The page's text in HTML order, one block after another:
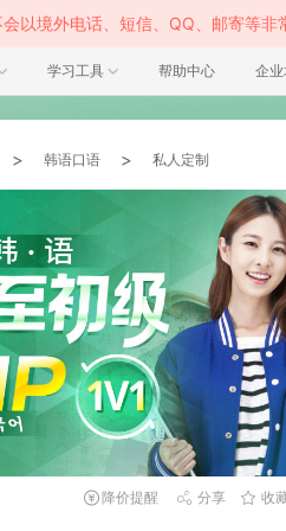
以境外电话、短信、QQ、邮寄等非
学习工具 帮助中心 企业
> 韩语口语 > 私人定制
降价提醒 分享 收